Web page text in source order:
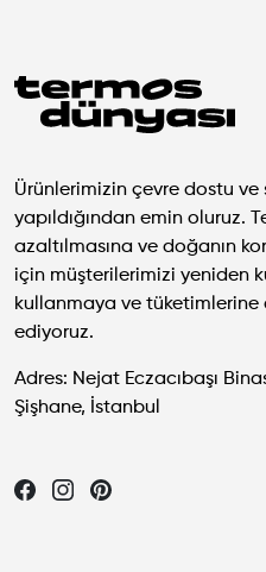
Ürünlerimizin çevre dostu
yapıldığından emin oluruz.
azaltılmasına ve doğanın
için müşterilerimizi yeniden
kullanmaya ve
ediyoruz.
Adres: Nejat Eczacıbaşı
Şişhane, İstanbul
Let's be friends...